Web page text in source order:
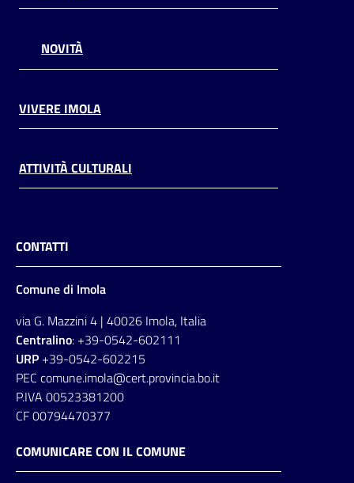
NOVITÀ
VIVERE IMOLA
ATTIVITÀ CULTURALI
CONTATTI
Comune di Imola
via G. Mazzini 4 | 40026 Imola, Italia
Centralino: +39-0542-602111
URP +39-0542-602215
PEC comune.imola@cert.provincia.bo.it
P.IVA 00523381200
CF 00794470377
COMUNICARE CON IL COMUNE